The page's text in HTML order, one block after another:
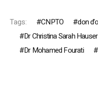
Tags: CNPTO don
Dr Christina Sarah Hauser
Dr Mohamed Fourati